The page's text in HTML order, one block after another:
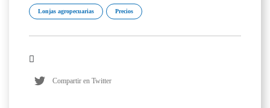
Lonjas agropecuarias Precios
Compartir en Twitter